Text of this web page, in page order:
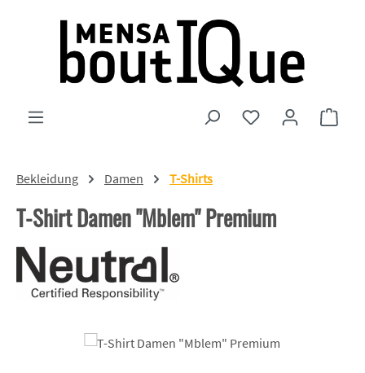
Zum Hauptinhalt springen
Du hast 0
Bekleidung Damen T-Shirts
T-Shirt Damen "Mblem" Premium
Bildergalerie überspringen